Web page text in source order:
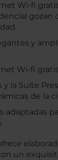
Wi-fi
gozan
y
Wi-fi
y la Suite
de la
adaptadas
un